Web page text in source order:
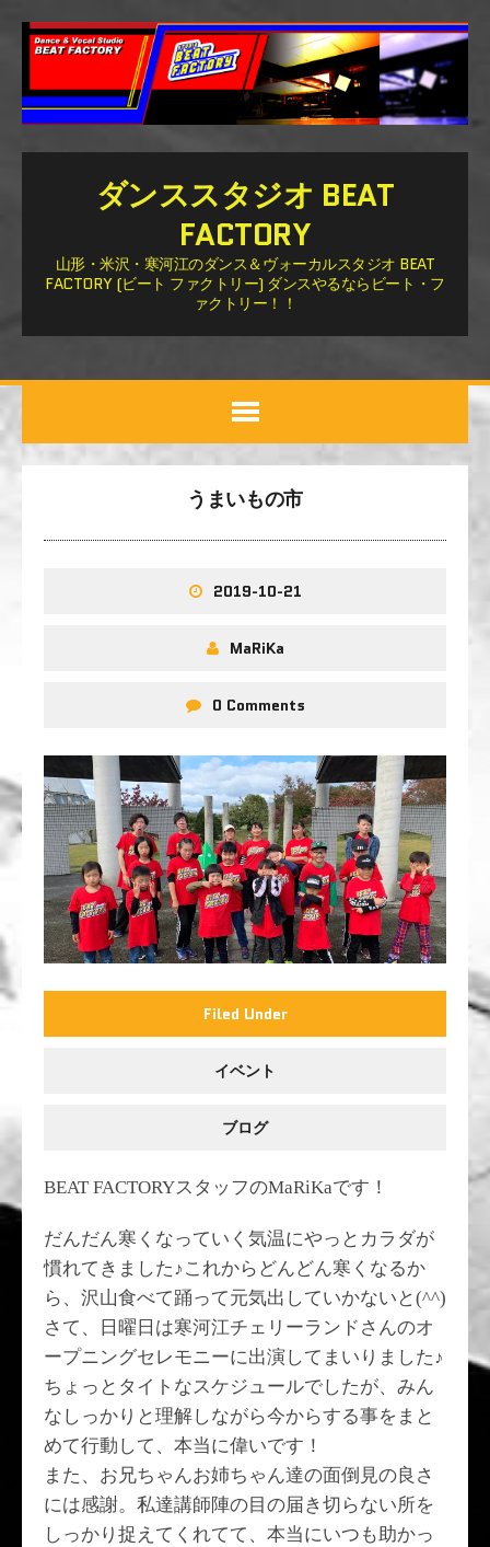
ダンススタジオ BEAT
FACTORY
山形・米沢・寒河江のダンス＆ヴォーカルスタジオ BEAT
FACTORY (ビート ファクトリー) ダンスやるならビート・フ
ァクトリー！！
うまいもの市
2019-10-21
MaRiKa
0 Comments
Filed Under
イベント
ブログ
BEAT FACTORYスタッフのMaRiKaです！
だんだん寒くなっていく気温にやっとカラダが
慣れてきました♪これからどんどん寒くなるか
ら、沢山食べて踊って元気出していかないと(^^)
さて、日曜日は寒河江チェリーランドさんのオ
ープニングセレモニーに出演してまいりました♪
ちょっとタイトなスケジュールでしたが、みん
なしっかりと理解しながら今からする事をまと
めて行動して、本当に偉いです！
また、お兄ちゃんお姉ちゃん達の面倒見の良さ
には感謝。私達講師陣の目の届き切らない所を
しっかり捉えてくれてて、本当にいつも助かっ